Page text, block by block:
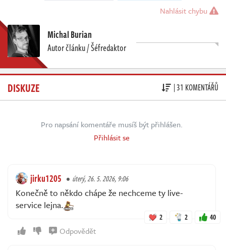
Nahlásit chybu
Michal Burian
Autor článku / Šéfredaktor
DISKUZE | 31 KOMENTÁŘŮ
Pro napsání komentáře musíš být přihlášen.
Přihlásit se
jirku1205 úterý, 26. 5. 2026, 9:06
Konečně to někdo chápe že nechceme ty live-
service lejna.
2 2 40
Odpovědět